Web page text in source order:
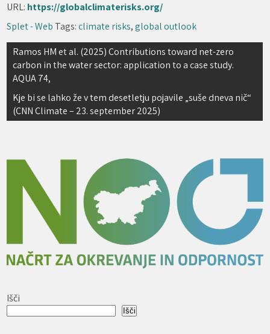
URL: https://globalclimaterisks.org/
Splet - Web Tags:climate risks,global outlook
Navigacija
prispevka
Ramos HM et al. (2025) Contributions toward net-zero
carbon in the water sector: application to a case study.
AQUA 74,
Kje bi se lahko že v tem desetletju pojavile „suše dneva nič“
(CNN Climate – 23. september 2025)
Išči
Išči